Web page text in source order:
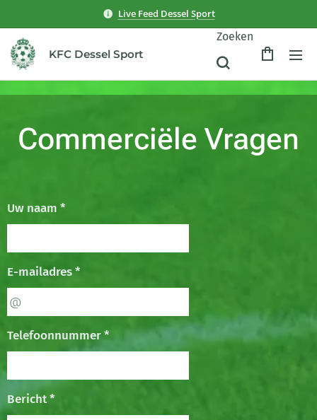
Live Feed Dessel Sport
KFC Dessel Sport
Zoeken
Commerciële Vragen
Uw naam *
E-mailadres *
Telefoonnummer *
Bericht *